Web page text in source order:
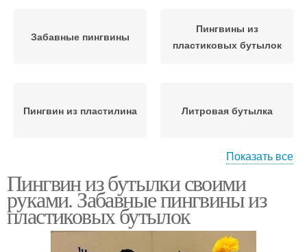
Забавные пингвины
Пингвины из
пластиковых бутылок
Пингвин из пластилина Литровая бутылка
пластиковых бутылок
пластиковых бутылок
Показать все
Пингвин из бутылки своими
руками. Забавные пингвины из
пластиковых бутылок